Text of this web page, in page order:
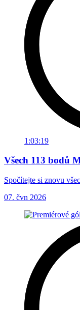
1:03:19
Všech 113 bodů
Spočítejte si znovu
07. čvn 2026